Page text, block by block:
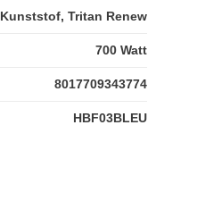
Kunststof, Tritan Renew
700 Watt
8017709343774
HBF03BLEU